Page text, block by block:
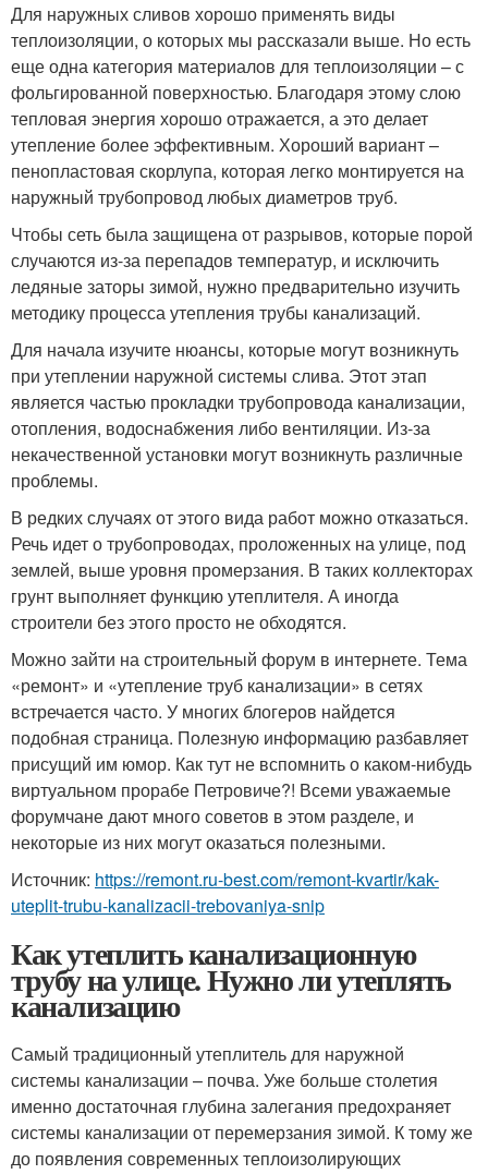
Для наружных сливов хорошо применять виды
теплоизоляции, о которых мы рассказали выше. Но есть
еще одна категория материалов для теплоизоляции – с
фольгированной поверхностью. Благодаря этому слою
тепловая энергия хорошо отражается, а это делает
утепление более эффективным. Хороший вариант –
пенопластовая скорлупа, которая легко монтируется на
наружный трубопровод любых диаметров труб.
Чтобы сеть была защищена от разрывов, которые порой
случаются из-за перепадов температур, и исключить
ледяные заторы зимой, нужно предварительно изучить
методику процесса утепления трубы канализаций.
Для начала изучите нюансы, которые могут возникнуть
при утеплении наружной системы слива. Этот этап
является частью прокладки трубопровода канализации,
отопления, водоснабжения либо вентиляции. Из-за
некачественной установки могут возникнуть различные
проблемы.
В редких случаях от этого вида работ можно отказаться.
Речь идет о трубопроводах, проложенных на улице, под
землей, выше уровня промерзания. В таких коллекторах
грунт выполняет функцию утеплителя. А иногда
строители без этого просто не обходятся.
Можно зайти на строительный форум в интернете. Тема
«ремонт» и «утепление труб канализации» в сетях
встречается часто. У многих блогеров найдется
подобная страница. Полезную информацию разбавляет
присущий им юмор. Как тут не вспомнить о каком-нибудь
виртуальном прорабе Петровиче?! Всеми уважаемые
форумчане дают много советов в этом разделе, и
некоторые из них могут оказаться полезными.
Источник: https://remont.ru-best.com/remont-kvartir/kak-
uteplit-trubu-kanalizacii-trebovaniya-snip
Как утеплить канализационную
трубу на улице. Нужно ли утеплять
канализацию
Самый традиционный утеплитель для наружной
системы канализации – почва. Уже больше столетия
именно достаточная глубина залегания предохраняет
системы канализации от перемерзания зимой. К тому же
до появления современных теплоизолирующих